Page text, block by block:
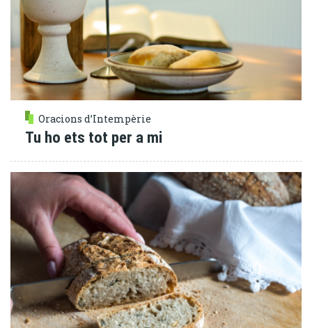
Oracions d’Intempèrie
Tu ho ets tot per a mi